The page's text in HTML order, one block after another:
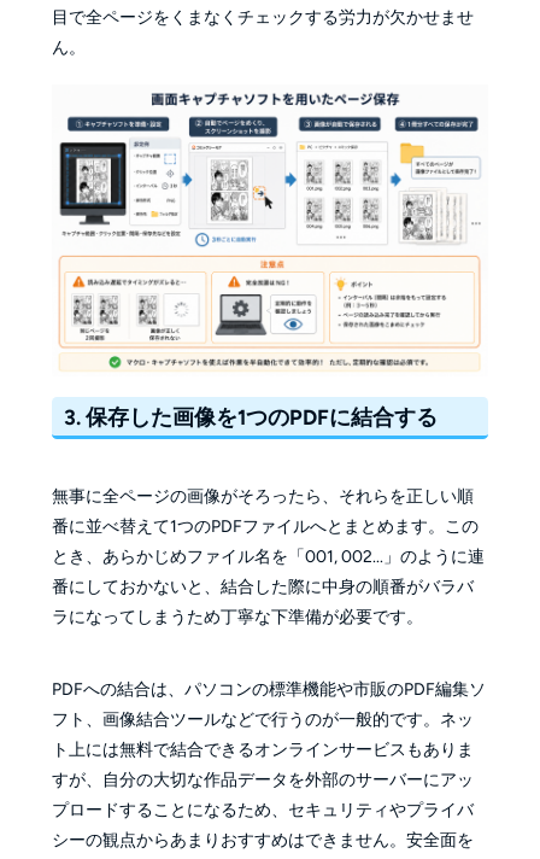
目で全ページをくまなくチェックする労力が欠かせませ
ん。
3. 保存した画像を1つのPDFに結合する
無事に全ページの画像がそろったら、それらを正しい順
番に並べ替えて1つのPDFファイルへとまとめます。この
とき、あらかじめファイル名を「001, 002...」のように連
番にしておかないと、結合した際に中身の順番がバラバ
ラになってしまうため丁寧な下準備が必要です。
PDFへの結合は、パソコンの標準機能や市販のPDF編集ソ
フト、画像結合ツールなどで行うのが一般的です。ネッ
ト上には無料で結合できるオンラインサービスもありま
すが、自分の大切な作品データを外部のサーバーにアッ
プロードすることになるため、セキュリティやプライバ
シーの観点からあまりおすすめはできません。安全面を